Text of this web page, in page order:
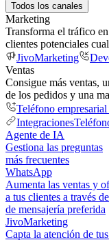
Todos los canales
Marketing
Transforma el tráfico en
clientes potenciales
JivoMarketing
Ventas
Consigue más ventas,
de los pedidos y una
Teléfono
Integraciones
Agente de IA
Gestiona las preguntas
más frecuentes
WhatsApp
Aumenta las ventas y
a tus clientes a través
de mensajería preferida
JivoMarketing
Capta la atención de